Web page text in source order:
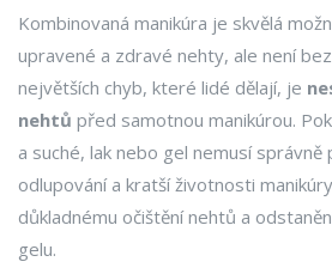
Kombinovaná manikúra je skvělá
upravené a zdravé nehty, ale není
největších chyb, které lidé dělají, je
nehtů před samotnou manikúrou.
a suché, lak nebo gel nemusí
odlupování a kratší životnosti
důkladnému očištění nehtů a
gelu.